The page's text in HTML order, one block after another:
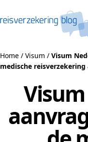
Home / Visum / Visum
medische reisverzekering